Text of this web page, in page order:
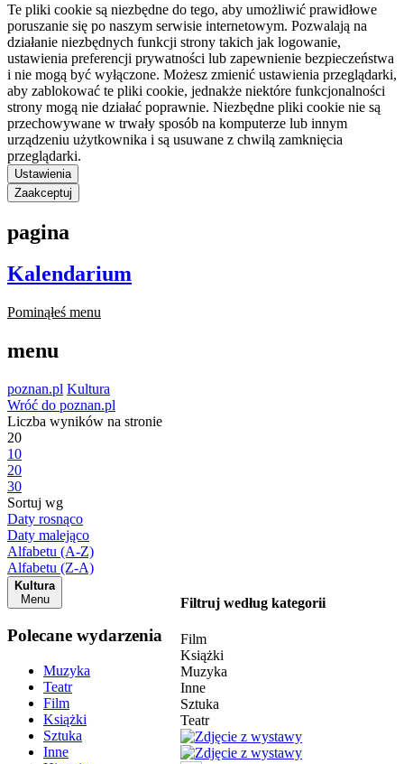
Te pliki cookie są niezbędne do tego, aby umożliwić prawidłowe
poruszanie się po naszym serwisie internetowym. Pozwalają na
działanie niezbędnych funkcji strony takich jak logowanie,
ustawienia preferencji prywatności lub zapewnienie bezpieczeństwa
i nie mogą być wyłączone. Możesz zmienić ustawienia przeglądarki,
aby zablokować te pliki cookie, jednakże niektóre funkcjonalności
strony mogą nie działać poprawnie. Niezbędne pliki cookie nie są
przechowywane w trwały sposób na komputerze lub innym
urządzeniu użytkownika i są usuwane z chwilą zamknięcia
przeglądarki.
Ustawienia
Zaakceptuj
pagina
Kalendarium
Pominąłeś menu
menu
poznan.pl Kultura
Wróć do poznan.pl
Liczba wyników na stronie
20
10
20
30
Sortuj wg
Daty rosnąco
Daty malejąco
Alfabetu (A-Z)
Alfabetu (Z-A)
Kultura
Menu
Polecane wydarzenia
Muzyka
Teatr
Film
Książki
Sztuka
Inne
Filtruj według kategorii
Film
Książki
Muzyka
Inne
Sztuka
Teatr